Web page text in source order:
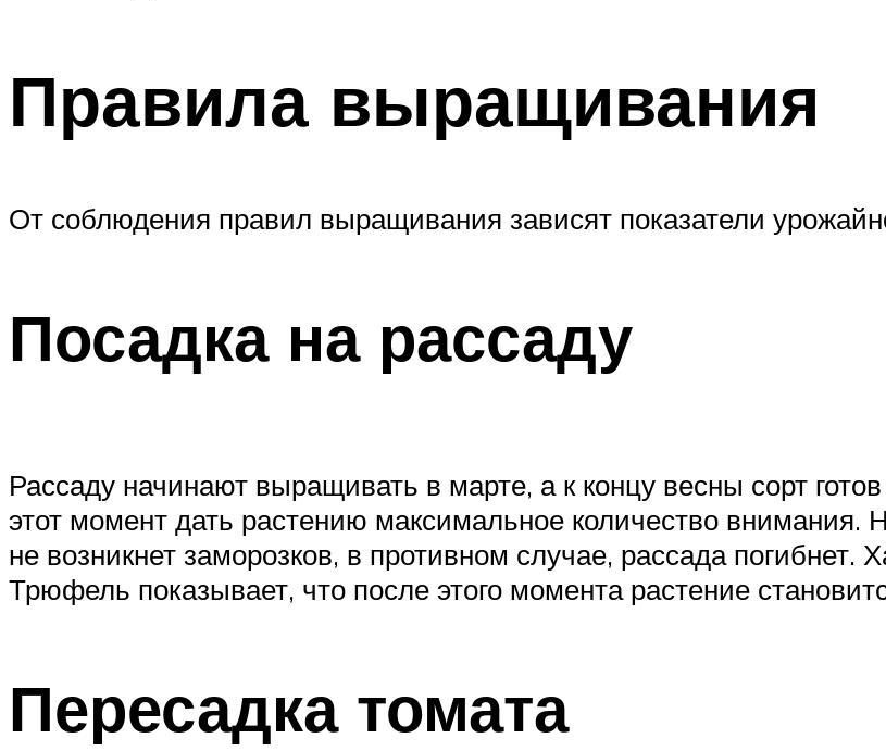
Правила выращивания
От соблюдения правил выращивания зависят показатели
Посадка на рассаду
Рассаду начинают выращивать в марте, а к концу весны сорт
этот момент дать растению максимальное количество внимания.
не возникнет заморозков, в противном случае, рассада погибнет.
Трюфель показывает, что после этого момента растение
Пересадка томата